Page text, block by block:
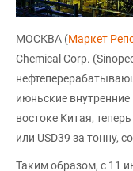
МОСКВА (Маркет
Chemical Corp.
июньские
востоке Китая,
или USD39 за тонну,
Таким образом, с 11